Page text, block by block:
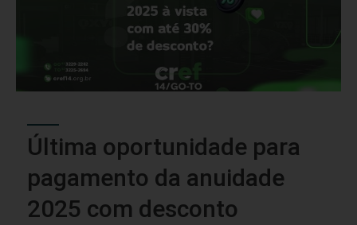
Última oportunidade para
pagamento da anuidade
2025 com desconto